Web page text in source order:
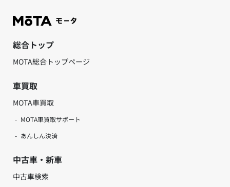
総合トップ
MOTA総合トップページ
車買取
MOTA車買取
MOTA車買取サポート
あんしん決済
中古車・新車
中古車検索